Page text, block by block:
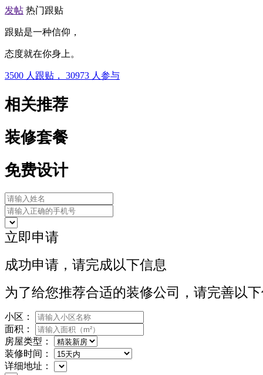
发帖 热门跟贴
跟贴是一种信仰，
态度就在你身上。
3500 人跟贴， 30973 人参与
相关推荐
装修套餐
免费设计
立即申请
成功申请，请完成以下信息
为了给您推荐合适的装修公司，请完善以
小区：
面积：
房屋类型：
装修时间：
详细地址：